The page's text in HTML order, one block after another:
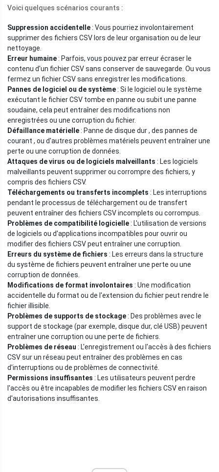
Voici quelques scénarios courants :
Suppression accidentelle: Vous pourriez involontairement
supprimer des fichiers CSV lors de leur organisation ou de leur
nettoyage.
Erreur humaine: Parfois, vous pouvez par erreur écraser le
contenu d'un fichier CSV sans conserver de sauvegarde. Ou vous
fermez un fichier CSV sans enregistrer les modifications.
Pannes de logiciel ou de système: Si le logiciel ou le système
exécutant le fichier CSV tombe en panne ou subit une panne
soudaine, cela peut entraîner des modifications non
enregistrées ou une corruption du fichier.
Défaillance matérielle: Panne de disque dur , des pannes de
courant , ou d'autres problèmes matériels peuvent entraîner une
perte ou une corruption de données.
Attaques de virus ou de logiciels malveillants : Les logiciels
malveillants peuvent supprimer ou corrompre des fichiers, y
compris des fichiers CSV.
Téléchargements ou transferts incomplets : Les interruptions
pendant le processus de téléchargement ou de transfert
peuvent entraîner des fichiers CSV incomplets ou corrompus.
Problèmes de compatibilité logicielle: L'utilisation de versions
de logiciels ou d'applications incompatibles pour ouvrir ou
modifier des fichiers CSV peut entraîner une corruption.
Erreurs du système de fichiers : Les erreurs dans la structure
du système de fichiers peuvent entraîner une perte ou une
corruption de données.
Modifications de format involontaires : Une modification
accidentelle du format ou de l'extension du fichier peut rendre le
fichier illisible.
Problèmes de supports de stockage: Des problèmes avec le
support de stockage (par exemple, disque dur, clé USB) peuvent
entraîner une corruption ou une perte de fichiers.
Problèmes de réseau : L'enregistrement ou l'accès à des fichiers
CSV sur un réseau peut entraîner des problèmes en cas
d'interruptions ou de problèmes de connectivité.
Permissions insuffisantes : Les utilisateurs peuvent perdre
l'accès ou être incapables de modifier les fichiers CSV en raison
d'autorisations insuffisantes.